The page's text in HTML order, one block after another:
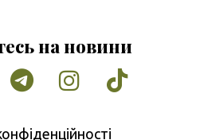
на новини
TumblrInstagram
Tiktok